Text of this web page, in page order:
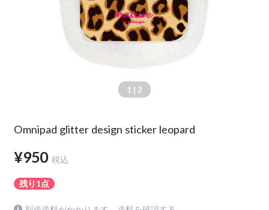
1 | 2
Omnipad glitter design sticker leopard
¥950 税込
残り1点